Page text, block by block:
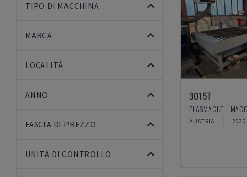
TIPO DI MACCHINA
MARCA
LOCALITÀ
ANNO
FASCIA DI PREZZO
UNITÀ DI CONTROLLO
3015T
AUSTRIA 2020